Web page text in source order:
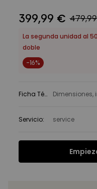
399,99 €
La segunda unidad al
doble
-16%
Ficha Técnica :
Servicio: service
Ficha